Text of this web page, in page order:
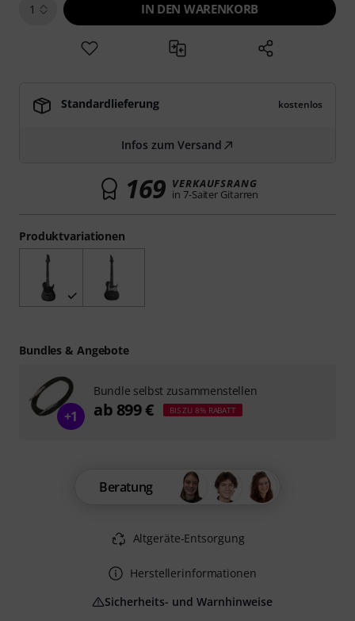
Produktvariationen
1 IN DEN WARENKORB
Standardlieferung kostenlos
Infos zum Versand
169 VERKAUFSRANG
in 7-Saiter Gitarren
Beratung
Altgeräte-Entsorgung
Herstellerinformationen
Sicherheits- und Warnhinweise
Bundles & Angebote
+1
Bundle selbst zusammenstellen
ab 899 € BIS ZU 8% RABATT